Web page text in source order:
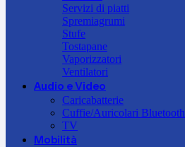
Servizi di piatti
Spremiagrumi
Stufe
Tostapane
Vaporizzatori
Ventilatori
Audio e Video
Caricabatterie
Cuffie/Auricolari Bluetooth
TV
Mobilità